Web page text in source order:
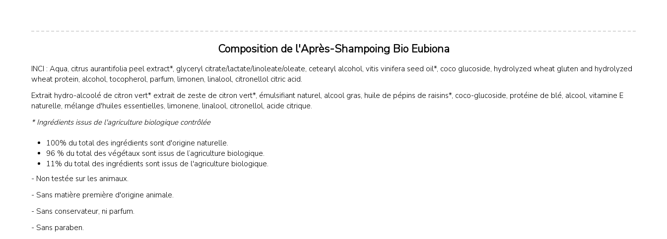
Composition de l'Après-Shampoing Bio Eubiona
INCI : Aqua, citrus aurantifolia peel extract*, glyceryl citrate/lactate/linoleate/oleate, cetearyl alcohol, vitis vinifera seed oil*, coco glucoside, hydrolyzed wheat gluten and hydrolyzed
wheat protein, alcohol, tocopherol, parfum, limonen, linalool, citronellol citric acid.
Extrait hydro-alcoolé de citron vert* extrait de zeste de citron vert*, émulsifiant naturel, alcool gras, huile de pépins de raisins*, coco-glucoside, protéine de blé, alcool, vitamine E
naturelle, mélange d'huiles essentielles, limonene, linalool, citronellol, acide citrique.
* Ingrédients issus de l'agriculture biologique contrôlée
100% du total des ingrédients sont d'origine naturelle.
96 % du total des végétaux sont issus de l’agriculture biologique.
11% du total des ingrédients sont issus de l'agriculture biologique.
- Non testée sur les animaux.
- Sans matière première d'origine animale.
- Sans conservateur, ni parfum.
- Sans paraben.